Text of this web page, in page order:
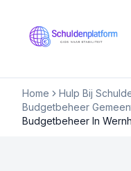
Home
Hulp Bij
Budgetbeheer
Budgetbeheer In